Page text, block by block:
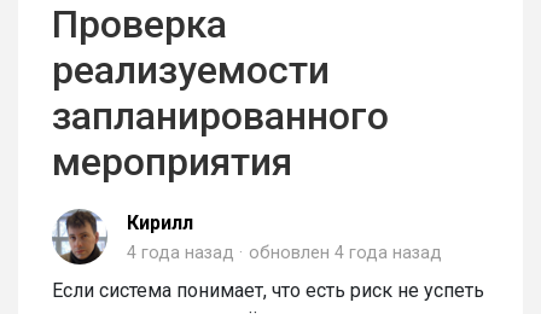
Проверка
реализуемости
запланированного
мероприятия
Кирилл
4 года назад обновлен 4 года назад
Если система понимает, что есть риск не успеть